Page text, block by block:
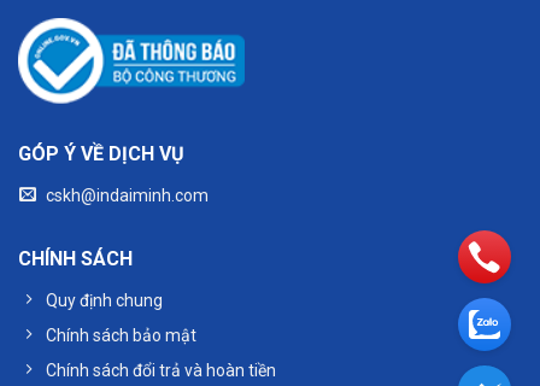
GÓP Ý VỀ DỊCH VỤ
cskh@indaiminh.com
CHÍNH SÁCH
Quy định chung
Chính sách bảo mật
Chính sách đổi trả và hoàn tiền